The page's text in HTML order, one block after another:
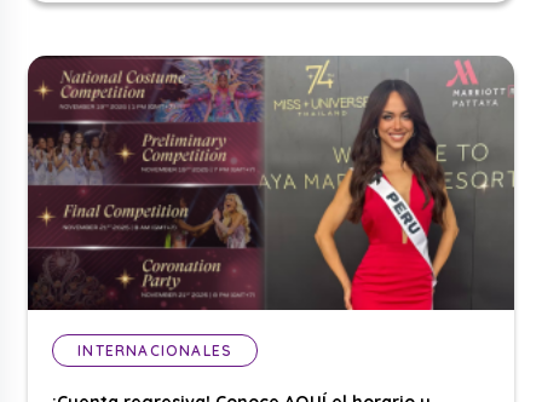
INTERNACIONALES